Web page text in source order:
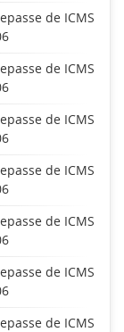
de ICMS
de ICMS
de ICMS
de ICMS
de ICMS
de ICMS
de ICMS